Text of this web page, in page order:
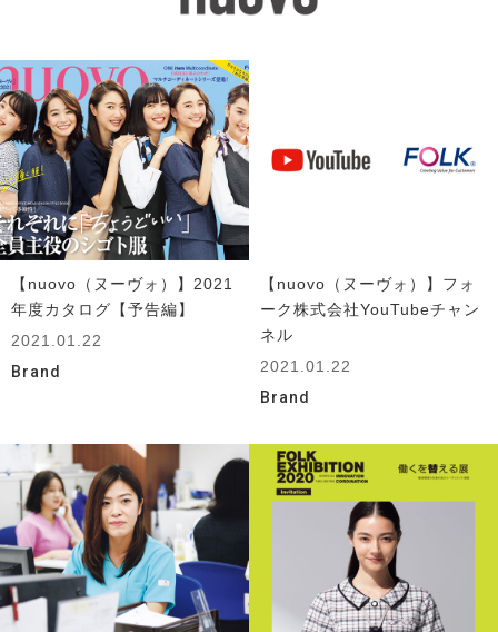
【nuovo（ヌーヴォ）】2021
年度カタログ【予告編】
2021.01.22
Brand
【nuovo（ヌーヴォ）】フォ
ーク株式会社YouTubeチャン
ネル
2021.01.22
Brand